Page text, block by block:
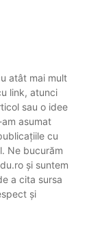
atât mai mult
link, atunci
sau o idee
asumat
cu
Ne bucurăm
și suntem
a cita sursa
și